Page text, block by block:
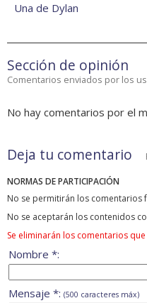
Una de Dylan
Sección de opinión
Comentarios enviados por los
No hay comentarios por el
Deja tu comentario
NORMAS DE PARTICIPACIÓN
No se permitirán los comentarios
No se aceptarán los contenidos
Se eliminarán los comentarios
Nombre *:
Mensaje *: (500 caracteres máx)